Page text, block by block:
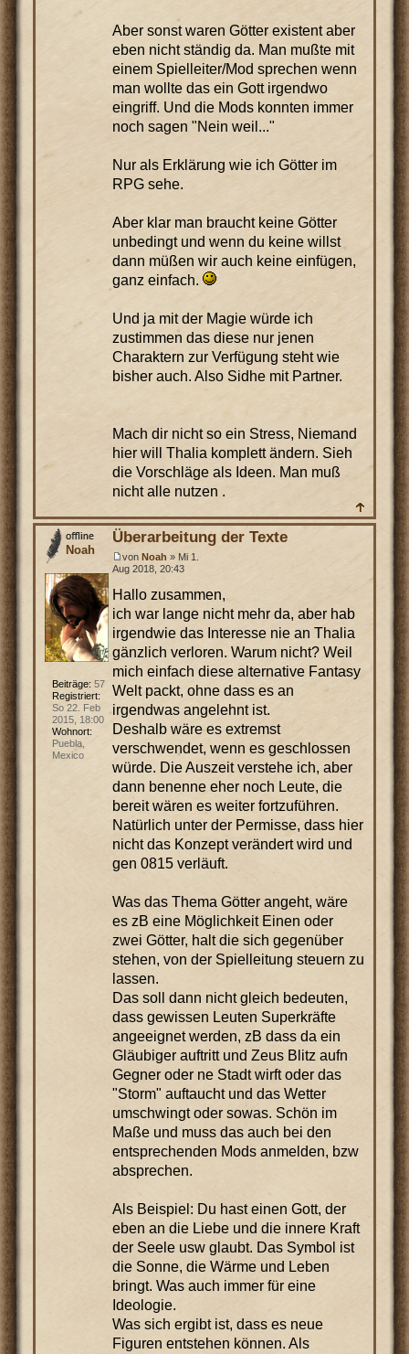
Aber sonst waren Götter existent aber
eben nicht ständig da. Man mußte mit
einem Spielleiter/Mod sprechen wenn
man wollte das ein Gott irgendwo
eingriff. Und die Mods konnten immer
noch sagen "Nein weil..."
Nur als Erklärung wie ich Götter im
RPG sehe.
Aber klar man braucht keine Götter
unbedingt und wenn du keine willst
dann müßen wir auch keine einfügen,
ganz einfach.
Und ja mit der Magie würde ich
zustimmen das diese nur jenen
Charaktern zur Verfügung steht wie
bisher auch. Also Sidhe mit Partner.
Mach dir nicht so ein Stress, Niemand
hier will Thalia komplett ändern. Sieh
die Vorschläge als Ideen. Man muß
nicht alle nutzen .
Überarbeitung der Texte
von Noah » Mi 1.
Aug 2018, 20:43
Hallo zusammen,
ich war lange nicht mehr da, aber hab
irgendwie das Interesse nie an Thalia
gänzlich verloren. Warum nicht? Weil
mich einfach diese alternative Fantasy
Welt packt, ohne dass es an
irgendwas angelehnt ist.
Deshalb wäre es extremst
verschwendet, wenn es geschlossen
würde. Die Auszeit verstehe ich, aber
dann benenne eher noch Leute, die
bereit wären es weiter fortzuführen.
Natürlich unter der Permisse, dass hier
nicht das Konzept verändert wird und
gen 0815 verläuft.
Was das Thema Götter angeht, wäre
es zB eine Möglichkeit Einen oder
zwei Götter, halt die sich gegenüber
stehen, von der Spielleitung steuern zu
lassen.
Das soll dann nicht gleich bedeuten,
dass gewissen Leuten Superkräfte
angeeignet werden, zB dass da ein
Gläubiger auftritt und Zeus Blitz aufn
Gegner oder ne Stadt wirft oder das
"Storm" auftaucht und das Wetter
umschwingt oder sowas. Schön im
Maße und muss das auch bei den
entsprechenden Mods anmelden, bzw
absprechen.
Als Beispiel: Du hast einen Gott, der
eben an die Liebe und die innere Kraft
der Seele usw glaubt. Das Symbol ist
die Sonne, die Wärme und Leben
bringt. Was auch immer für eine
Ideologie.
Was sich ergibt ist, dass es neue
Figuren entstehen können. Als
Noah
Beiträge: 57
Registriert:
So 22. Feb
2015, 18:00
Wohnort:
Puebla,
Mexico